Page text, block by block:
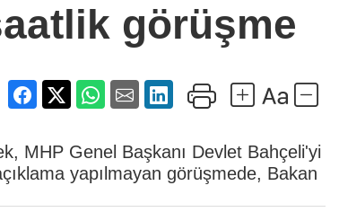
görüşme
MHP Genel Başkanı Devlet Bahçeli'yi
yapılmayan görüşmede, Bakan